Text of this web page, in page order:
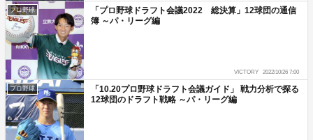
プロ野球
「プロ野球ドラフト会議2022 総決算」12球団の通信
簿 ～パ・リーグ編
VICTORY 2022/10/26 7:00
プロ野球
「10.20プロ野球ドラフト会議ガイド」 戦力分析で探る
12球団のドラフト戦略 ～パ・リーグ編